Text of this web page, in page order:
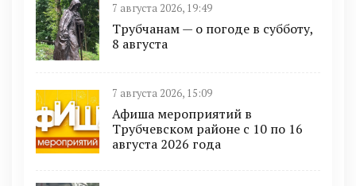
7 августа 2026, 19:49
Трубчанам — о погоде в субботу,
8 августа
7 августа 2026, 15:09
Афиша мероприятий в
Трубчевском районе с 10 по 16
августа 2026 года